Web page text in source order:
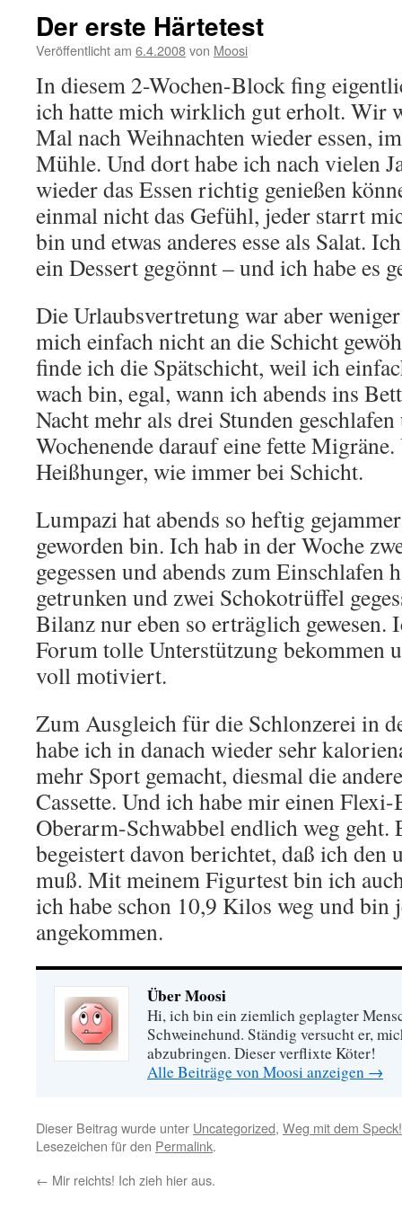
Der erste Härtetest
Veröffentlicht am 6.4.2008von Moosi
In diesem 2-Wochen-Block fing
ich hatte mich wirklich gut erholt. Wir
Mal nach Weihnachten wieder essen,
Mühle. Und dort habe ich nach vielen
wieder das Essen richtig genießen
einmal nicht das Gefühl, jeder starrt
bin und etwas anderes esse als Salat.
ein Dessert gegönnt – und ich habe es
Die Urlaubsvertretung war aber
mich einfach nicht an die Schicht
finde ich die Spätschicht, weil ich
wach bin, egal, wann ich abends ins
Nacht mehr als drei Stunden geschlafen
Wochenende darauf eine fette
Heißhunger, wie immer bei Schicht.
Lumpazi hat abends so heftig
geworden bin. Ich hab in der Woche
gegessen und abends zum Einschlafen
getrunken und zwei Schokotrüffel
Bilanz nur eben so erträglich gewesen.
Forum tolle Unterstützung bekommen
voll motiviert.
Zum Ausgleich für die Schlonzerei in
habe ich in danach wieder sehr
mehr Sport gemacht, diesmal die
Cassette. Und ich habe mir einen
Oberarm-Schwabbel endlich weg geht.
begeistert davon berichtet, daß ich den
muß. Mit meinem Figurtest bin ich
ich habe schon 10,9 Kilos weg und
angekommen.
Über Moosi
Hi, ich bin ein ziemlich geplagter
Schweinehund. Ständig versucht er,
abzubringen. Dieser verflixte Köter!
Alle Beiträge von Moosi anzeigen →
Dieser Beitrag wurde unter Uncategorized, Weg mit dem Speck!
Lesezeichen für den Permalink.
← Mir reichts! Ich zieh hier aus.